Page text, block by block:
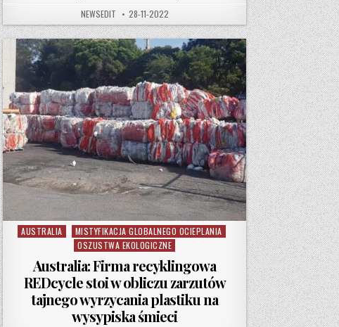
AUTHOR:
NEWSEDIT PUBLISHED DATE:
28-11-2022
Posted in
AUSTRALIA
MISTYFIKACJA GLOBALNEGO OCIEPLANIA
OSZUSTWA EKOLOGICZNE
Australia: Firma recyklingowa
REDcycle stoi w obliczu zarzutów
tajnego wyrzycania plastiku na
wysypiska śmieci